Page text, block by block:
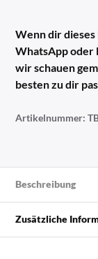
Wenn dir
WhatsApp oder
wir schauen
besten zu dir
Artikelnummer:
Beschreibung
Zusätzliche